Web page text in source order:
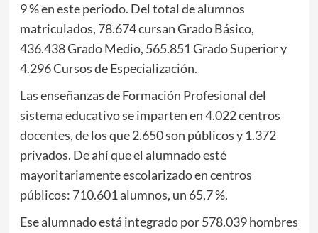
9 % en este periodo. Del total de alumnos
matriculados, 78.674 cursan Grado Básico,
436.438 Grado Medio, 565.851 Grado Superior y
4.296 Cursos de Especialización.
Las enseñanzas de Formación Profesional del
sistema educativo se imparten en 4.022 centros
docentes, de los que 2.650 son públicos y 1.372
privados. De ahí que el alumnado esté
mayoritariamente escolarizado en centros
públicos: 710.601 alumnos, un 65,7 %.
Ese alumnado está integrado por 578.039 hombres